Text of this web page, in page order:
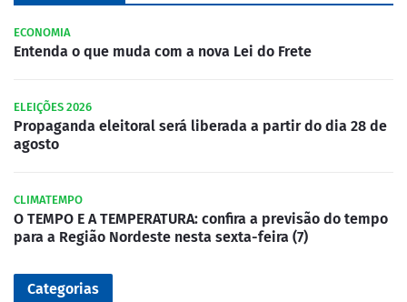
ECONOMIA
Entenda o que muda com a nova Lei do Frete
ELEIÇÕES 2026
Propaganda eleitoral será liberada a partir do dia 28 de
agosto
CLIMATEMPO
O TEMPO E A TEMPERATURA: confira a previsão do tempo
para a Região Nordeste nesta sexta-feira (7)
Categorias